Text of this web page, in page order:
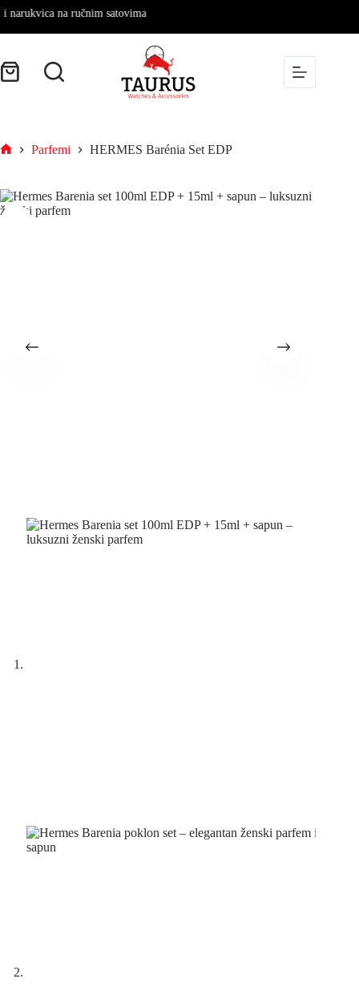
na ručnim satovima
Parfemi HERMES Barénia Set EDP